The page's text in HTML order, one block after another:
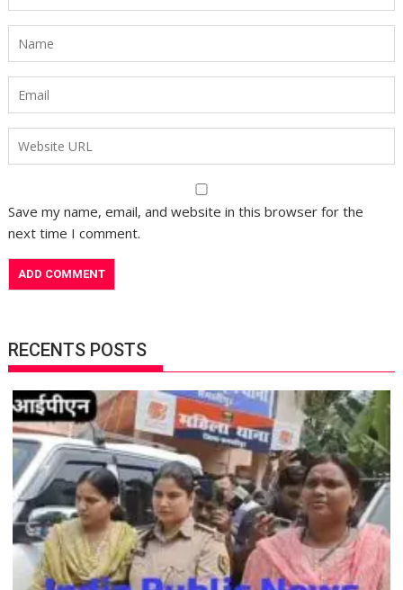
Save my name, email, and website in this browser for the
next time I comment.
RECENTS POSTS